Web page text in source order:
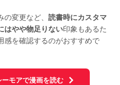
変更など、 読書時にカスタマ
はやや物足りない印象もあるた
感を確認するのがおすすめで
モアで漫画を読む